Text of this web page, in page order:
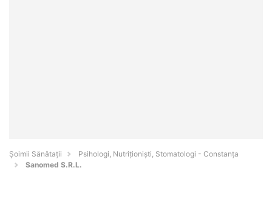
Şoimii Sănătații
Psihologi, Nutriționiști, Stomatologi - Constanţa
Sanomed S.R.L.